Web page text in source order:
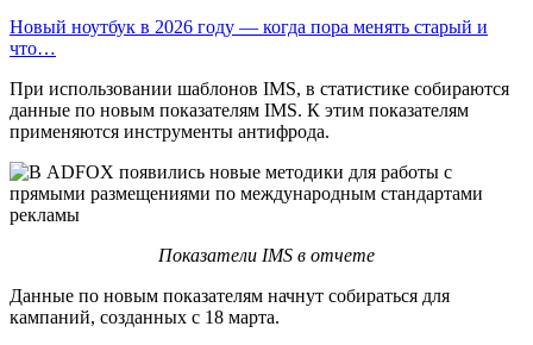
Новый ноутбук в 2026 году — когда пора менять старый и
что…
При использовании шаблонов IMS, в статистике собираются
данные по новым показателям IMS. К этим показателям
применяются инструменты антифрода.
Показатели IMS в отчете
Данные по новым показателям начнут собираться для
кампаний, созданных с 18 марта.